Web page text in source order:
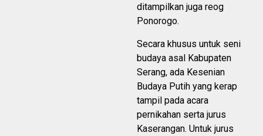
ditampilkan juga reog
Ponorogo.
Secara khusus untuk seni
budaya asal Kabupaten
Serang, ada Kesenian
Budaya Putih yang kerap
tampil pada acara
pernikahan serta jurus
Kaserangan. Untuk jurus